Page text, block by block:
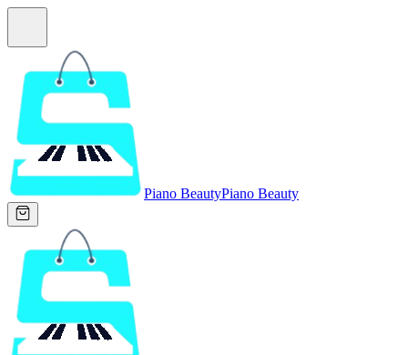
Piano BeautyPiano Beauty